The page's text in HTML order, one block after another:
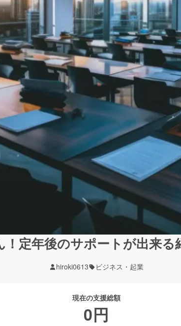
定年後のサポートが出来る
hiroki0613 ビジネス・起業
現在の支援総額
0円